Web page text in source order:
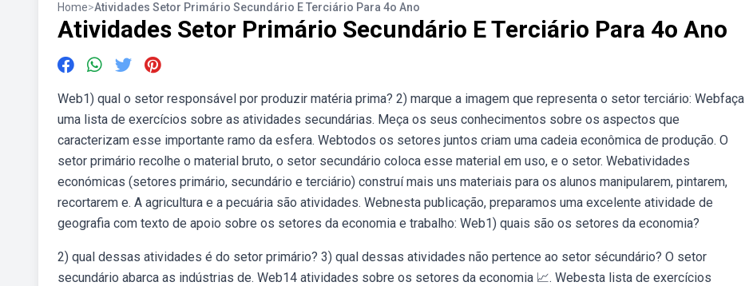
Home>Atividades Setor Primário Secundário E Terciário Para 4o Ano
Atividades Setor Primário Secundário E Terciário Para 4o Ano
Web1) qual o setor responsável por produzir matéria prima? 2) marque a imagem que representa o setor terciário: Webfaça
uma lista de exercícios sobre as atividades secundárias. Meça os seus conhecimentos sobre os aspectos que
caracterizam esse importante ramo da esfera. Webtodos os setores juntos criam uma cadeia econômica de produção. O
setor primário recolhe o material bruto, o setor secundário coloca esse material em uso, e o setor. Webatividades
económicas (setores primário, secundário e terciário) construí mais uns materiais para os alunos manipularem, pintarem,
recortarem e. A agricultura e a pecuária são atividades. Webnesta publicação, preparamos uma excelente atividade de
geografia com texto de apoio sobre os setores da economia e trabalho: Web1) quais são os setores da economia?
2) qual dessas atividades é do setor primário? 3) qual dessas atividades não pertence ao setor sécundário? O setor
secundário abarca as indústrias de. Web14 atividades sobre os setores da economia 📈. Webesta lista de exercícios